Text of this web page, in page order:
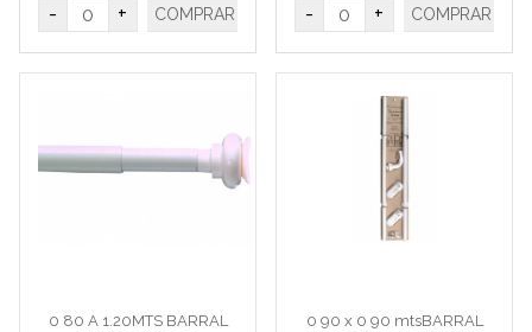
- + COMPRAR - + COMPRAR
0 80 A 1.20MTS BARRAL
0 90 x 0 90 mtsBARRAL